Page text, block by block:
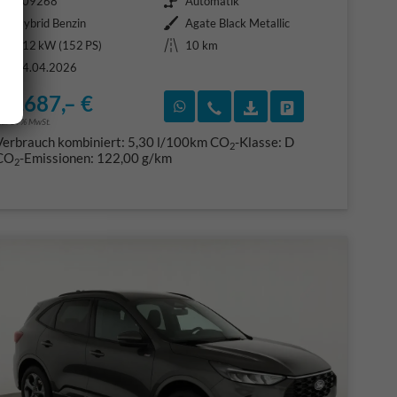
Hybrid Benzin Außenfarbe Agate Black Metallic
112 kW (152 PS) Kilometerstand
10 km
24.04.2026
31.687,– €
incl. 19% MwSt.
Rückruf vereinbaren
Wir rufen Sie an
Fahrzeugexposé
kombiniert: 5,30 l/100kmCO2-Klasse: D
2-Emissionen: 122,00 g/km